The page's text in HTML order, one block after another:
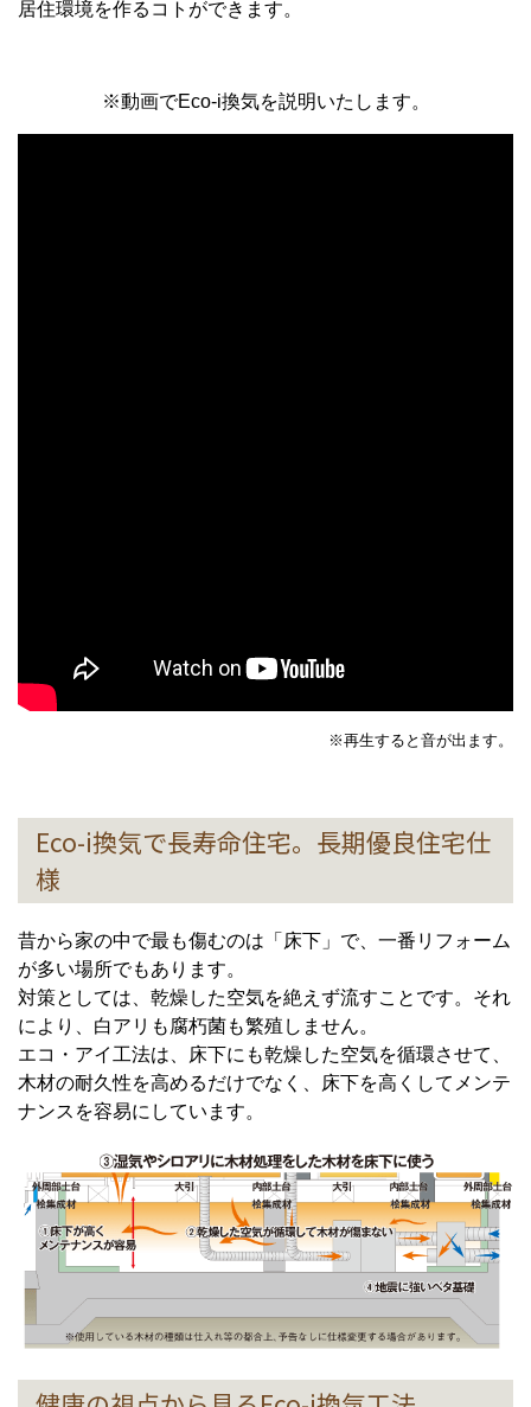
居住環境を作るコトができます。
※動画でEco-i換気を説明いたします。
※再生すると音が出ます。
Eco-i換気で長寿命住宅。長期優良住宅仕
様
昔から家の中で最も傷むのは「床下」で、一番リフォーム
が多い場所でもあります。
対策としては、乾燥した空気を絶えず流すことです。それ
により、白アリも腐朽菌も繁殖しません。
エコ・アイ工法は、床下にも乾燥した空気を循環させて、
木材の耐久性を高めるだけでなく、床下を高くしてメンテ
ナンスを容易にしています。